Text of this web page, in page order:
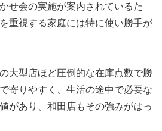
せ会の実施が案内されているた
重視する家庭には特に使い勝手が
大型店ほど圧倒的な在庫点数で勝
寄りやすく、生活の途中で必要な
があり、和田店もその強みがはっ